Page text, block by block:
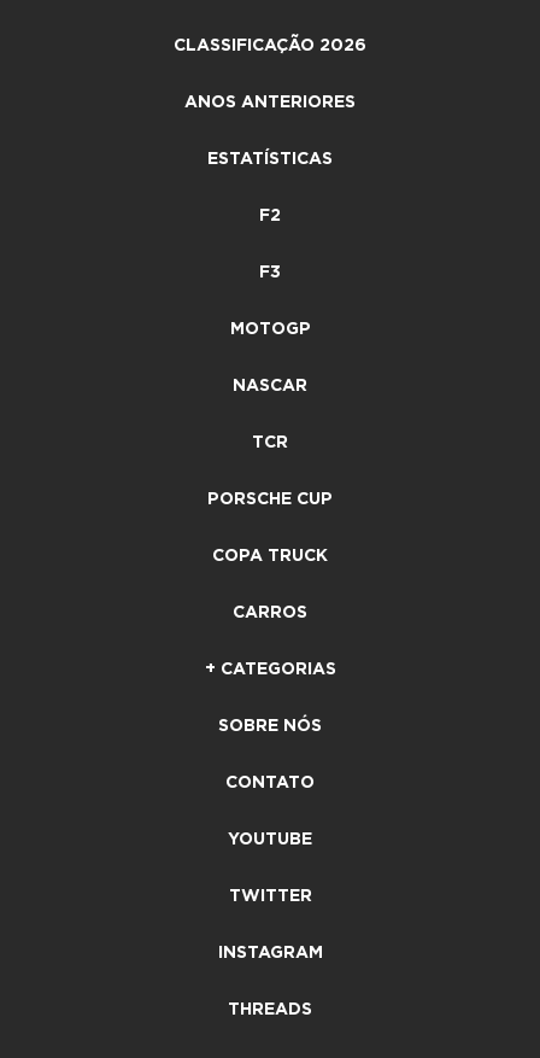
CLASSIFICAÇÃO 2026
ANOS ANTERIORES
ESTATÍSTICAS
F2
F3
MOTOGP
NASCAR
TCR
PORSCHE CUP
COPA TRUCK
CARROS
+ CATEGORIAS
SOBRE NÓS
CONTATO
YOUTUBE
TWITTER
INSTAGRAM
THREADS